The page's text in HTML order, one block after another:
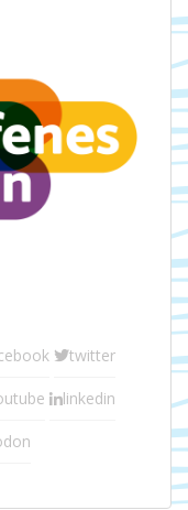
twitter
linkedin